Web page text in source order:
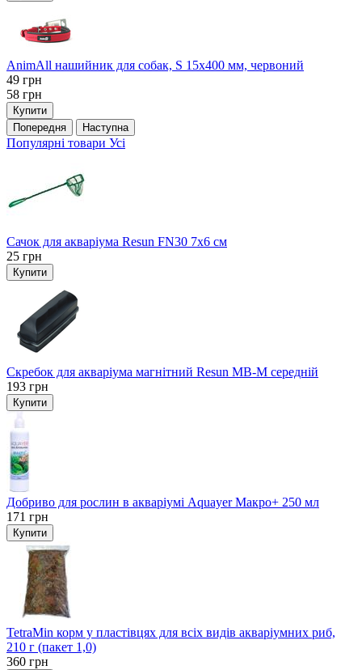
AnimAll нашийник для собак, S 15х400 мм, червоний
49 грн
58 грн
Купити
Попередня
Наступна
Популярні товари Усі
Сачок для акваріума Resun FN30 7х6 см
25 грн
Купити
Скребок для акваріума магнітний Resun MB-M середній
193 грн
Купити
Добриво для рослин в акваріумі Aquayer Макро+ 250 мл
171 грн
Купити
TetraMin корм у пластівцях для всіх видів акваріумних риб,
210 г (пакет 1,0)
360 грн